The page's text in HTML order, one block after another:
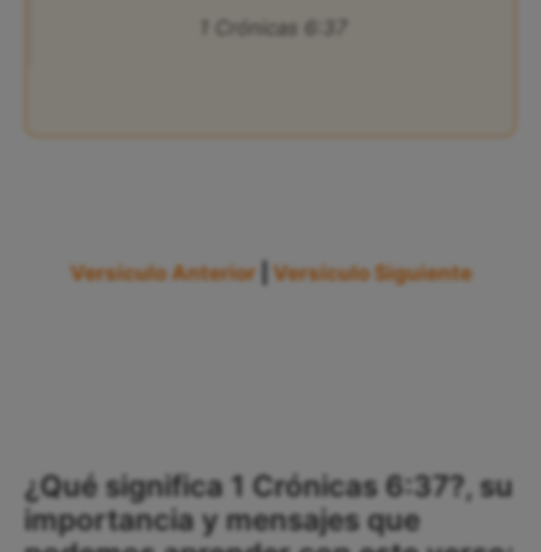
1 Crónicas 6:37
Versículo Anterior Versículo Siguiente
¿Qué significa 1 Crónicas 6:37?, su
importancia y mensajes que